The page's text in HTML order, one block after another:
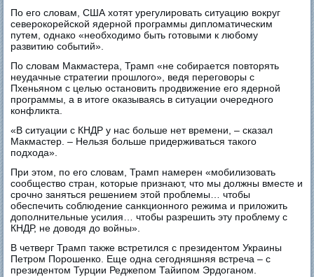
По его словам, США хотят урегулировать ситуацию вокруг
северокорейской ядерной программы дипломатическим
путем, однако «необходимо быть готовыми к любому
развитию событий».
По словам Макмастера, Трамп «не собирается повторять
неудачные стратегии прошлого», ведя переговоры с
Пхеньяном с целью остановить продвижение его ядерной
программы, а в итоге оказываясь в ситуации очередного
конфликта.
«В ситуации с КНДР у нас больше нет времени, – сказал
Макмастер. – Нельзя больше придерживаться такого
подхода».
При этом, по его словам, Трамп намерен «мобилизовать
сообщество стран, которые признают, что мы должны вместе и
срочно заняться решением этой проблемы… чтобы
обеспечить соблюдение санкционного режима и приложить
дополнительные усилия… чтобы разрешить эту проблему с
КНДР, не доводя до войны».
В четверг Трамп также встретился с президентом Украины
Петром Порошенко. Еще одна сегодняшняя встреча – с
президентом Турции Реджепом Тайипом Эрдоганом.